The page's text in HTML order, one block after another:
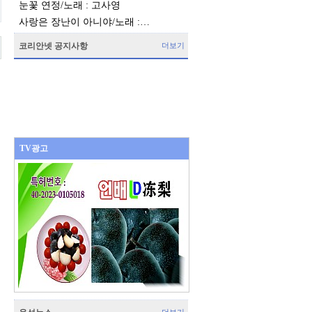
눈꽃 연정/노래 : 고사영
사랑은 장난이 아니야/노래 :…
코리안넷 공지사항 더보기
TV광고